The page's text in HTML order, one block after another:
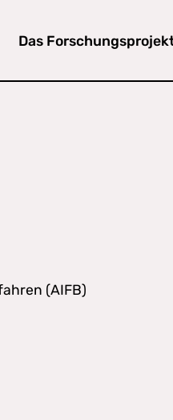
Das
(AIFB)